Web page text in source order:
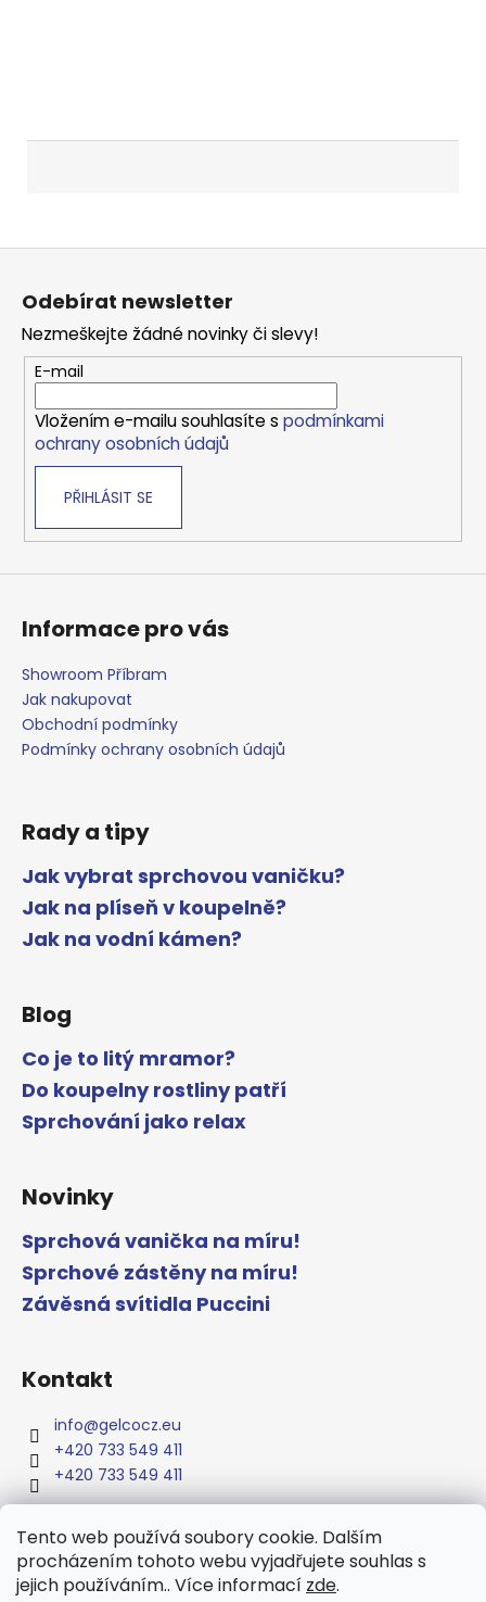
Tento web používá soubory cookie. Dalším
procházením tohoto webu vyjadřujete souhlas s
jejich používáním.. Více informací zde.
Z
Odebírat newsletter
Nezmeškejte žádné novinky či slevy!
E-mail
Vložením e-mailu souhlasíte s podmínkami
ochrany osobních údajů
PŘIHLÁSIT SE
Informace pro vás
Showroom Příbram
Jak nakupovat
Obchodní podmínky
Podmínky ochrany osobních údajů
Rady a tipy
Jak vybrat sprchovou vaničku?
Jak na plíseň v koupelně?
Jak na vodní kámen?
Blog
Co je to litý mramor?
Do koupelny rostliny patří
Sprchování jako relax
Novinky
Sprchová vanička na míru!
Sprchové zástěny na míru!
Závěsná svítidla Puccini
Kontakt
info@gelcocz.eu
+420 733 549 411
+420 733 549 411
www.gelcocz.eu